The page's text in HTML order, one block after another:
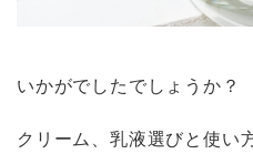
いかがでしたでしょうか？
クリーム、乳液選びと使